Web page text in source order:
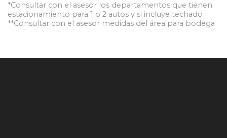
*Consultar con el asesor los departamentos que tienen
estacionamiento para 1 o 2 autos y si incluye techado
**Consultar con el asesor medidas del área para bodega